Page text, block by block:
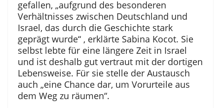
gefallen, „aufgrund des besonderen
Verhältnisses zwischen Deutschland und
Israel, das durch die Geschichte stark
geprägt wurde“ , erklärte Sabina Kocot. Sie
selbst lebte für eine längere Zeit in Israel
und ist deshalb gut vertraut mit der dortigen
Lebensweise. Für sie stelle der Austausch
auch „eine Chance dar, um Vorurteile aus
dem Weg zu räumen“.